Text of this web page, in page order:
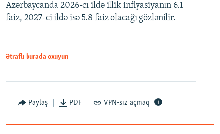
360p
480p
Azərbaycanda 2026-cı ildə illik inflyasiyanın 6.1
faiz, 2027-ci ildə isə 5.8 faiz olacağı gözlənilir.
Ətraflı burada oxuyun
Paylaş PDF VPN-siz açmaq